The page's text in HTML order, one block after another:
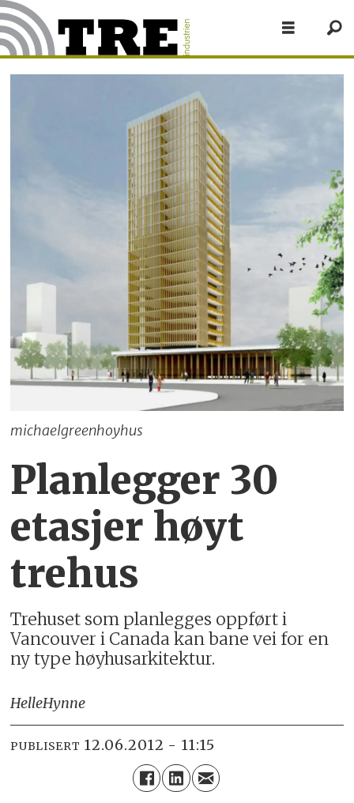
michaelgreenhoyhus
Planlegger 30
etasjer høyt
trehus
Trehuset som planlegges oppført i
Vancouver i Canada kan bane vei for en
ny type høyhusarkitektur.
HelleHynne
PUBLISERT 12.06.2012 - 11:15